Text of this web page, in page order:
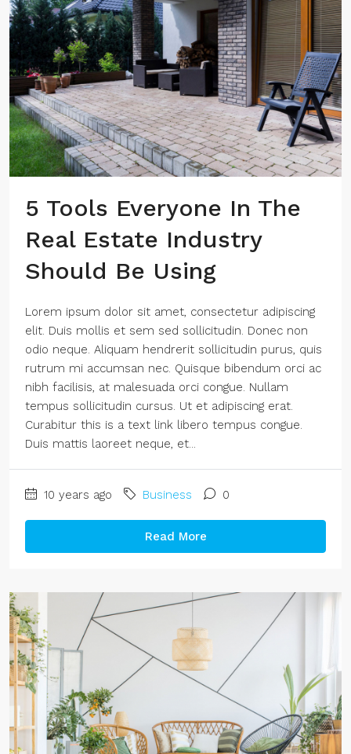
5 Tools Everyone In The
Real Estate Industry
Should Be Using
Lorem ipsum dolor sit amet, consectetur adipiscing
elit. Duis mollis et sem sed sollicitudin. Donec non
odio neque. Aliquam hendrerit sollicitudin purus, quis
rutrum mi accumsan nec. Quisque bibendum orci ac
nibh facilisis, at malesuada orci congue. Nullam
tempus sollicitudin cursus. Ut et adipiscing erat.
Curabitur this is a text link libero tempus congue.
Duis mattis laoreet neque, et...
10 years ago Business 0
Read More